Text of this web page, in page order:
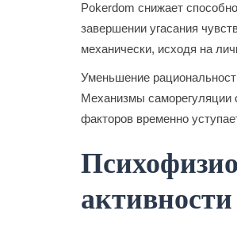
Pokerdom снижает
завершении угасания
механически, исходя на
Уменьшение
Механизмы саморегуляции
факторов временно
активности